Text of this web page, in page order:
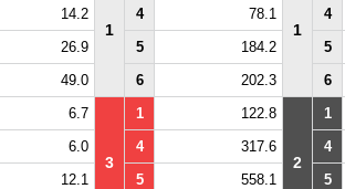
1 1
14.2 4 78.1
4
26.9 5 184.2
5
49.0 6 202.3 6
6.7
3
1 122.8
2
1
6.0 4 317.6
4
12.1 5 558.1
5